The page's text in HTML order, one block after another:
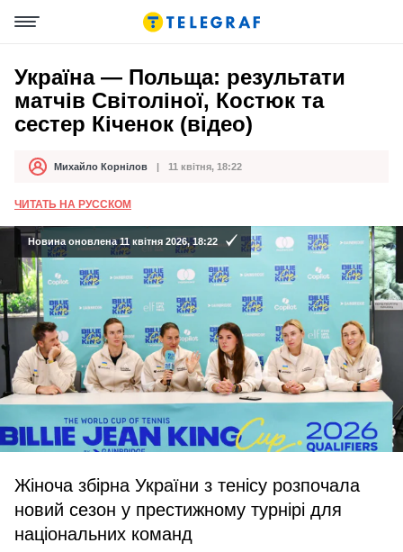
Україна — Польща: результати
матчів Світоліної, Костюк та
сестер Кіченок (відео)
АвторМихайло Корнілов
Дата публікації 11 квітня, 18:22
ЧИТАТЬ НА РУССКОМ
Новина оновлена 11 квітня 2026, 18:22
Жіноча збірна України з тенісу розпочала
новий сезон у престижному турнірі для
національних команд